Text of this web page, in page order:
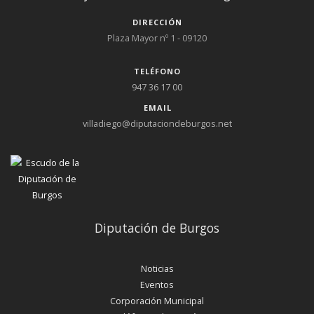
DIRECCIÓN
Plaza Mayor nº 1 - 09120
TELÉFONO
947 36 17 00
EMAIL
villadiego@diputaciondeburgos.net
Diputación de Burgos
Noticias
Eventos
Corporación Municipal